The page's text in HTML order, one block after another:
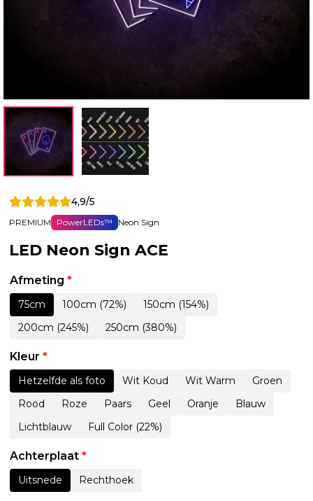
4,9/5
PREMIUM PowerLEDs™ Neon Sign
LED Neon Sign ACE
Afmeting *
75cm 100cm (72%)
150cm (154%)
200cm (245%)
250cm (380%)
Kleur *
Hetzelfde als foto Wit Koud Wit Warm
Groen
Rood
Roze Paars Geel Oranje
Blauw
Lichtblauw
Full Color (22%)
Achterplaat *
Uitsnede Rechthoek